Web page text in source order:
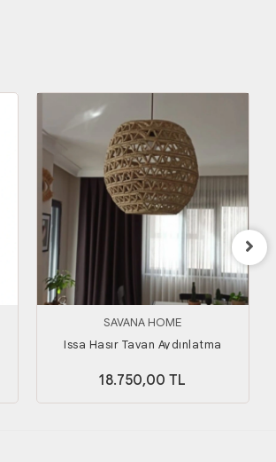
SAVANA HOME
Issa Hasır Tavan Aydınlatma
18.750,00 TL